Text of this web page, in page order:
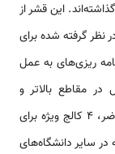
این قشر از
در نظر گرفته شده برای
می‌شوند. در سال 1985، با برنامه ریزی‌های به عمل
مقاطع بالاتر و
دانشگاه‌ها هم برای این افراد فراهم شد. در حال حاضر، 4 کالج ویژه برای
در سایر دانشگاه‌های